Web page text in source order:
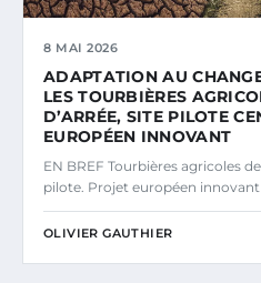
8 MAI 2026
ADAPTATION AU
LES TOURBIÈRES
D’ARRÉE, SITE PILOTE
EUROPÉEN INNOVANT
EN BREF Tourbières agricoles
pilote. Projet européen innovant
OLIVIER GAUTHIER